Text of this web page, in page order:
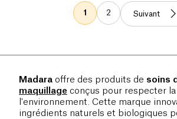
1 2 Suivant
Madara offre des produits de soins
maquillage conçus pour respecter
l'environnement. Cette marque
ingrédients naturels et biologiques